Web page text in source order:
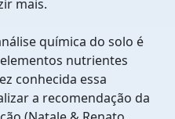
mais.
química do solo é
nutrientes
conhecida essa
a recomendação da